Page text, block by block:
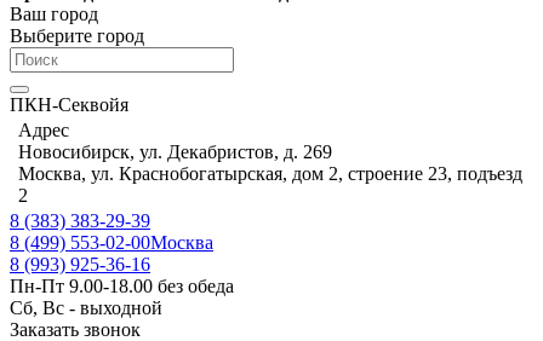
Ваш город
Выберите город
ПКН-Секвойя
Адрес
Новосибирск, ул. Декабристов, д. 269
Москва, ул. Краснобогатырская, дом 2, строение 23, подъезд
2
8 (383) 383-29-39
8 (499) 553-02-00Москва
8 (993) 925-36-16
Пн-Пт 9.00-18.00 без обеда
Сб, Вс - выходной
Заказать звонок